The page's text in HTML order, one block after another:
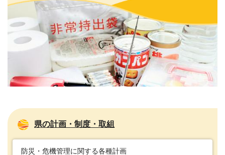
県の計画・制度・取組
防災・危機管理に関する各種計画